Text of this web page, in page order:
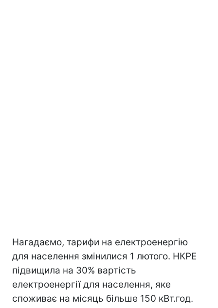
Нагадаємо, тарифи на електроенергію
для населення змінилися 1 лютого. НКРЕ
підвищила на 30% вартість
електроенергії для населення, яке
споживає на місяць більше 150 кВт.год.